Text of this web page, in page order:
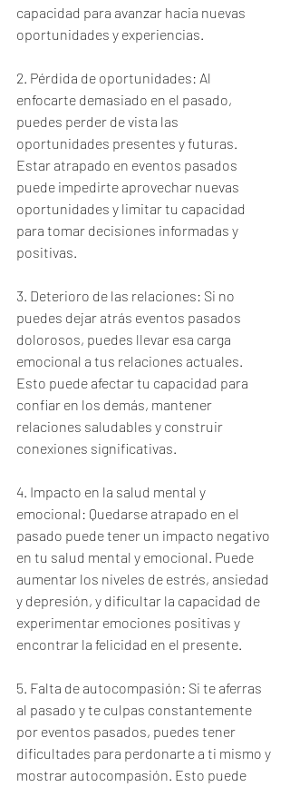
capacidad para avanzar hacia nuevas
oportunidades y experiencias.
2. Pérdida de oportunidades: Al
enfocarte demasiado en el pasado,
puedes perder de vista las
oportunidades presentes y futuras.
Estar atrapado en eventos pasados
puede impedirte aprovechar nuevas
oportunidades y limitar tu capacidad
para tomar decisiones informadas y
positivas.
3. Deterioro de las relaciones: Si no
puedes dejar atrás eventos pasados
dolorosos, puedes llevar esa carga
emocional a tus relaciones actuales.
Esto puede afectar tu capacidad para
confiar en los demás, mantener
relaciones saludables y construir
conexiones significativas.
4. Impacto en la salud mental y
emocional: Quedarse atrapado en el
pasado puede tener un impacto negativo
en tu salud mental y emocional. Puede
aumentar los niveles de estrés, ansiedad
y depresión, y dificultar la capacidad de
experimentar emociones positivas y
encontrar la felicidad en el presente.
5. Falta de autocompasión: Si te aferras
al pasado y te culpas constantemente
por eventos pasados, puedes tener
dificultades para perdonarte a ti mismo y
mostrar autocompasión. Esto puede